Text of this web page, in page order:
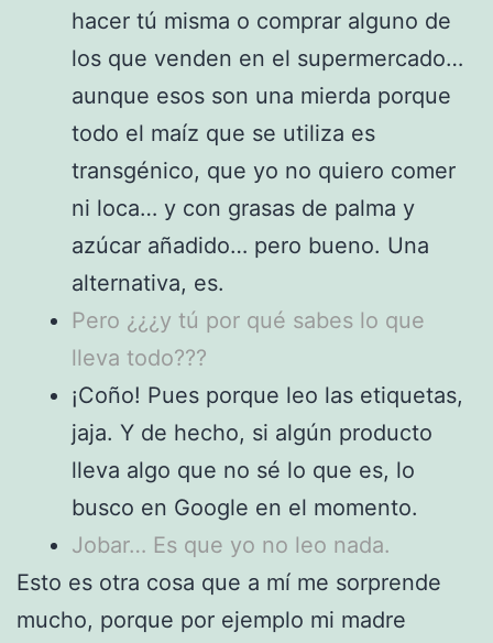
hacer tú misma o comprar alguno de
los que venden en el supermercado…
aunque esos son una mierda porque
todo el maíz que se utiliza es
transgénico, que yo no quiero comer
ni loca… y con grasas de palma y
azúcar añadido… pero bueno. Una
alternativa, es.
Pero ¿¿¿y tú por qué sabes lo que
lleva todo???
¡Coño! Pues porque leo las etiquetas,
jaja. Y de hecho, si algún producto
lleva algo que no sé lo que es, lo
busco en Google en el momento.
Jobar… Es que yo no leo nada.
Esto es otra cosa que a mí me sorprende
mucho, porque por ejemplo mi madre